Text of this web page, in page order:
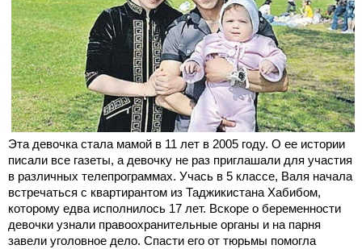
Эта девочка стала мамой в 11 лет в 2005 году. О ее истории
писали все газеты, а девочку не раз приглашали для участия
в различных телепрограммах. Учась в 5 классе, Валя начала
встречаться с квартирантом из Таджикистана Хабибом,
которому едва исполнилось 17 лет. Вскоре о беременности
девочки узнали правоохранительные органы и на парня
завели уголовное дело. Спасти его от тюрьмы помогла